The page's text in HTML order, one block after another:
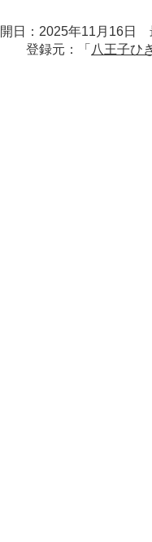
日：2025年11月16日
登録元：「 八王子ひ